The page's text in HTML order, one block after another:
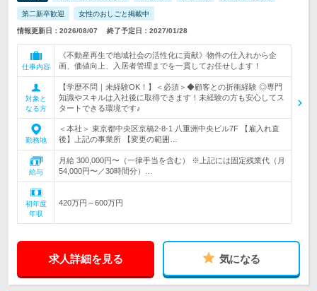
第二新卒歓迎 女性のおしごと掲載中
情報更新日：2026/08/07 終了予定日：2027/01/28
仕事内容
《不動産再生で地域社会の活性化に貢献》物件の仕入れから企
画、価値向上、入居者管理までを一貫してお任せします！
対象と
なる方
【学歴不問｜未経験OK！】＜必須＞◆顧客との折衝経験 ◎専門
知識やスキルは入社後に取得できます！未経験の方も安心してス
タートできる環境です♪
勤務地
＜本社＞ 東京都中央区京橋2-8-1 八重洲中央ビル7F 【雇入れ直
後】上記の事業所 【変更の範囲…
給与
月給 300,000円〜（一律手当を含む） ※上記には固定残業代（月
54,000円〜／30時間分）…
初年度
年収
420万円～600万円
求人詳細を見る 気になる